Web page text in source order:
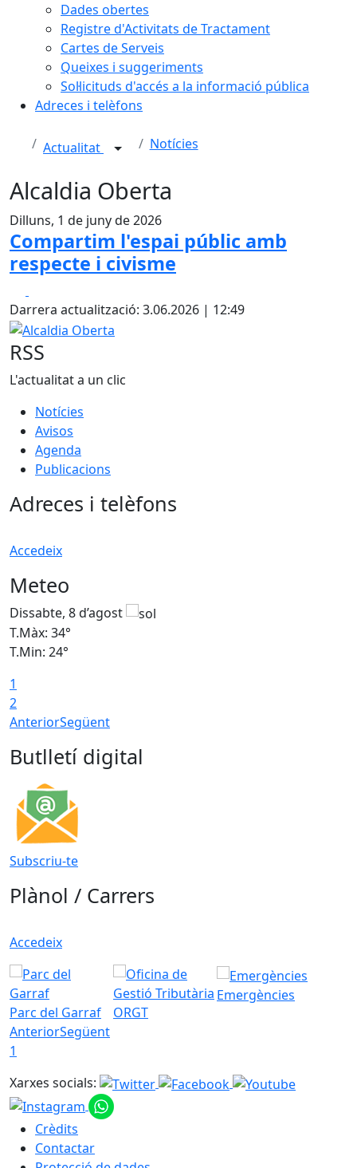
Dades obertes
Registre d'Activitats de Tractament
Cartes de Serveis
Queixes i suggeriments
Sol·licituds d'accés a la informació pública
Adreces i telèfons
Actualitat Notícies
Alcaldia Oberta
Dilluns, 1 de juny de 2026
Compartim l'espai públic amb
respecte i civisme
Darrera actualització: 3.06.2026 | 12:49
Alcaldia Oberta
RSS
L'actualitat a un clic
Notícies
Avisos
Agenda
Publicacions
Adreces i telèfons
Accedeix
Meteo
Dissabte, 8 d’agost
T.Màx: 34°
T.Min: 24°
1
2
AnteriorSegüent
Butlletí digital
Subscriu-te
Plànol / Carrers
Accedeix
Parc del Garraf ORGT
Emergències
AnteriorSegüent
1
Xarxes socials:
Crèdits
Contactar